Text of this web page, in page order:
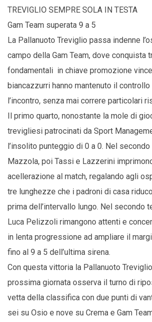
TREVIGLIO SEMPRE SOLA IN TESTA
Gam Team superata 9 a 5
La Pallanuoto Treviglio passa indenne
campo della Gam Team, dove conquista
fondamentali in chiave promozione
biancazzurri hanno mantenuto il
l’incontro, senza mai correre particolari
Il primo quarto, nonostante la mole di
trevigliesi patrocinati da Sport
l’insolito punteggio di 0 a 0. Nel
Mazzola, poi Tassi e Lazzerini
acellerazione al match, regalando agli
tre lunghezze che i padroni di casa
prima dell’intervallo lungo. Nel secondo
Luca Pelizzoli rimangono attenti e
in lenta progressione ad ampliare il
fino al 9 a 5 dell’ultima sirena.
Con questa vittoria la Pallanuoto
prossima giornata osserva il turno di
vetta della classifica con due punti di
sei su Osio e nove su Crema e Gam